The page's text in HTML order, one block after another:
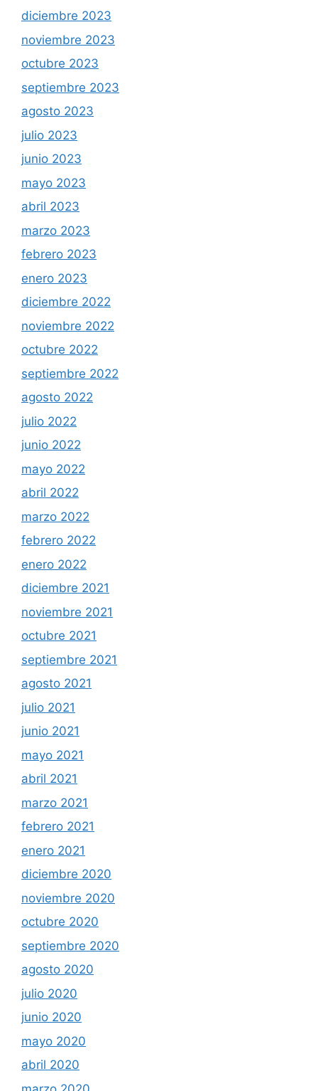
diciembre 2023
noviembre 2023
octubre 2023
septiembre 2023
agosto 2023
julio 2023
junio 2023
mayo 2023
abril 2023
marzo 2023
febrero 2023
enero 2023
diciembre 2022
noviembre 2022
octubre 2022
septiembre 2022
agosto 2022
julio 2022
junio 2022
mayo 2022
abril 2022
marzo 2022
febrero 2022
enero 2022
diciembre 2021
noviembre 2021
octubre 2021
septiembre 2021
agosto 2021
julio 2021
junio 2021
mayo 2021
abril 2021
marzo 2021
febrero 2021
enero 2021
diciembre 2020
noviembre 2020
octubre 2020
septiembre 2020
agosto 2020
julio 2020
junio 2020
mayo 2020
abril 2020